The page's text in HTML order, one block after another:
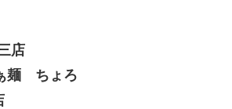
店
麺 ちょろ